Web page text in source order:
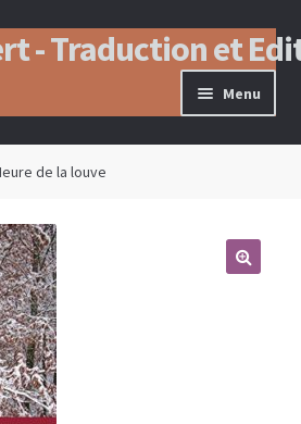
- Traduction et
Menu
de la louve